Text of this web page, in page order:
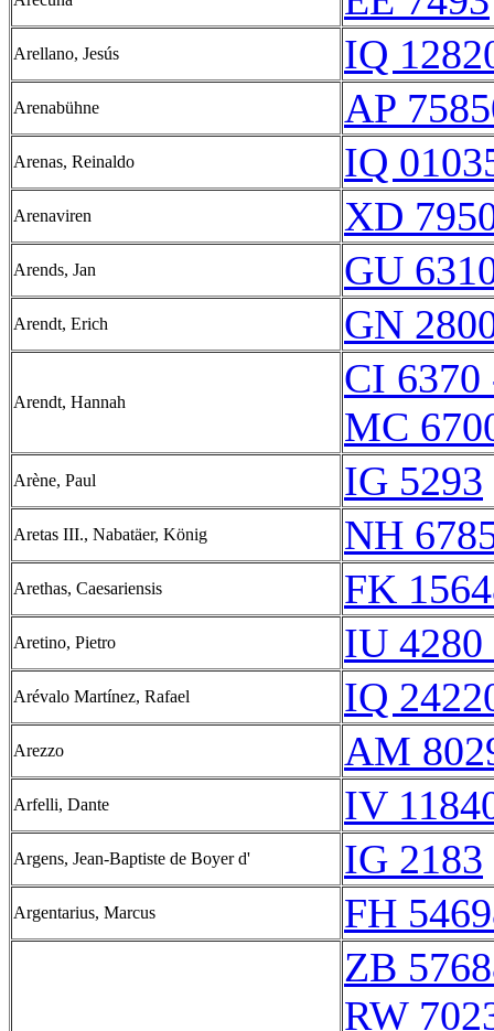
Arellano, Jesús IQ
Arenabühne AP
Arenas, Reinaldo IQ
Arenaviren XD
Arends, Jan GU
Arendt, Erich GN
Arendt, Hannah
CI 6370
MC
Arène, Paul IG 5293
Aretas III., Nabatäer, König NH
Arethas, Caesariensis FK
Aretino, Pietro IU
Arévalo Martínez, Rafael IQ
Arezzo AM
Arfelli, Dante IV
Argens, Jean-Baptiste de Boyer d' IG 2183
Argentarius, Marcus
FH
ZB
RW